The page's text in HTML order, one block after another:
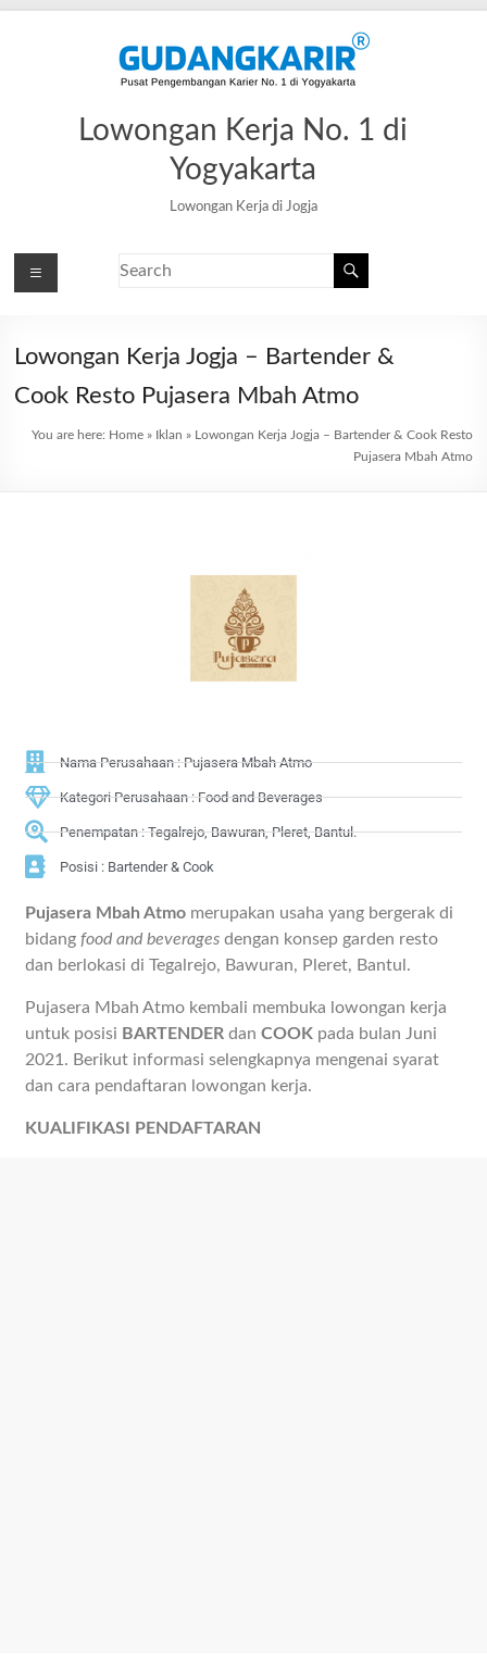
Lowongan Kerja No. 1 di
Yogyakarta
Lowongan Kerja di Jogja
Lowongan Kerja Jogja – Bartender &
Cook Resto Pujasera Mbah Atmo
You are here: Home» Iklan » Lowongan Kerja Jogja – Bartender & Cook Resto
Pujasera Mbah Atmo
Nama Perusahaan : Pujasera Mbah Atmo
Kategori Perusahaan : Food and Beverages
Penempatan : Tegalrejo, Bawuran, Pleret, Bantul.
Posisi : Bartender & Cook
Pujasera Mbah Atmo merupakan usaha yang bergerak di
bidangfood and beveragesdengan konsep garden resto
dan berlokasi di Tegalrejo, Bawuran, Pleret, Bantul.
Pujasera Mbah Atmo kembali membuka lowongan kerja
untuk posisi BARTENDER danCOOK pada bulan Juni
2021. Berikut informasi selengkapnya mengenai syarat
dan cara pendaftaran lowongan kerja.
KUALIFIKASI PENDAFTARAN